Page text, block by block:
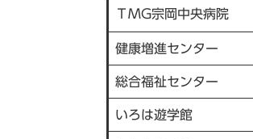
ＴMG宗岡中央病院
健康増進センター
総合福祉センター
いろは遊学館